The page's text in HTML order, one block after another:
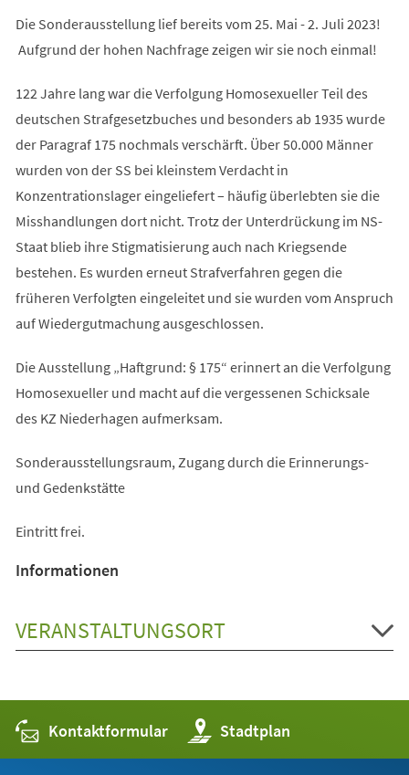
Die Sonderausstellung lief bereits vom 25. Mai - 2. Juli 2023!
Aufgrund der hohen Nachfrage zeigen wir sie noch einmal!
122 Jahre lang war die Verfolgung Homosexueller Teil des
deutschen Strafgesetzbuches und besonders ab 1935 wurde
der Paragraf 175 nochmals verschärft. Über 50.000 Männer
wurden von der SS bei kleinstem Verdacht in
Konzentrationslager eingeliefert – häufig überlebten sie die
Misshandlungen dort nicht. Trotz der Unterdrückung im NS-
Staat blieb ihre Stigmatisierung auch nach Kriegsende
bestehen. Es wurden erneut Strafverfahren gegen die
früheren Verfolgten eingeleitet und sie wurden vom Anspruch
auf Wiedergutmachung ausgeschlossen.
Die Ausstellung „Haftgrund: § 175“ erinnert an die Verfolgung
Homosexueller und macht auf die vergessenen Schicksale
des KZ Niederhagen aufmerksam.
Sonderausstellungsraum, Zugang durch die Erinnerungs-
und Gedenkstätte
Eintritt frei.
Informationen
VERANSTALTUNGSORT
Kontaktformular Stadtplan
(Öffnet
in
einem